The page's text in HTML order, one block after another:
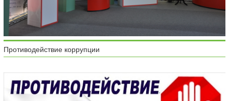
Противодействие коррупции